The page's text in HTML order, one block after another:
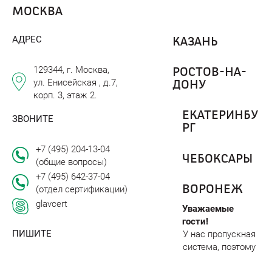
МОСКВА
АДРЕС
129344, г. Москва,
ул. Енисейская , д.7,
корп. 3, этаж 2.
ЗВОНИТЕ
+7 (495) 204-13-04
(общие вопросы)
+7 (495) 642-37-04
(отдел сертификации)
glavcert
ПИШИТЕ
КАЗАНЬ
РОСТОВ-НА-
ДОНУ
ЕКАТЕРИНБУ
РГ
ЧЕБОКСАРЫ
ВОРОНЕЖ
Уважаемые
гости!
У нас пропускная
система, поэтому